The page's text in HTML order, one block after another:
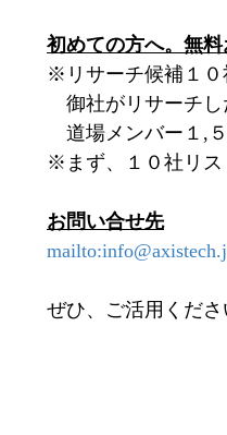
初めての方へ。無
※リサーチ候補１０
御社がリサーチし
道場メンバー１,
※まず、１０社リス
お問い合せ先
ぜひ、ご活用くだ